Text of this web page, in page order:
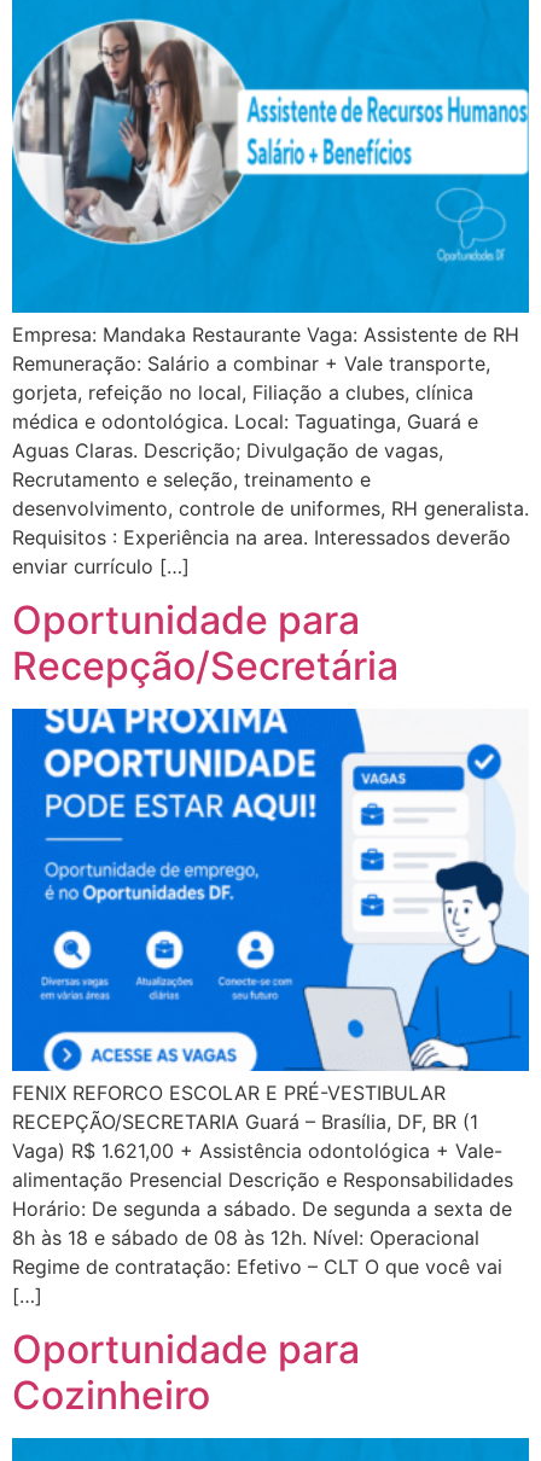
Empresa: Mandaka Restaurante Vaga: Assistente de RH
Remuneração: Salário a combinar + Vale transporte,
gorjeta, refeição no local, Filiação a clubes, clínica
médica e odontológica. Local: Taguatinga, Guará e
Aguas Claras. Descrição; Divulgação de vagas,
Recrutamento e seleção, treinamento e
desenvolvimento, controle de uniformes, RH generalista.
Requisitos : Experiência na area. Interessados deverão
enviar currículo […]
Oportunidade para
Recepção/Secretária
FENIX REFORCO ESCOLAR E PRÉ-VESTIBULAR
RECEPÇÃO/SECRETARIA Guará – Brasília, DF, BR (1
Vaga) R$ 1.621,00 + Assistência odontológica + Vale-
alimentação Presencial Descrição e Responsabilidades
Horário: De segunda a sábado. De segunda a sexta de
8h às 18 e sábado de 08 às 12h. Nível: Operacional
Regime de contratação: Efetivo – CLT O que você vai
[…]
Oportunidade para
Cozinheiro